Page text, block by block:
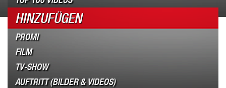
HINZUFÜGEN
PROMI
FILM
TV-SHOW
AUFTRITT (BILDER & VIDEOS)